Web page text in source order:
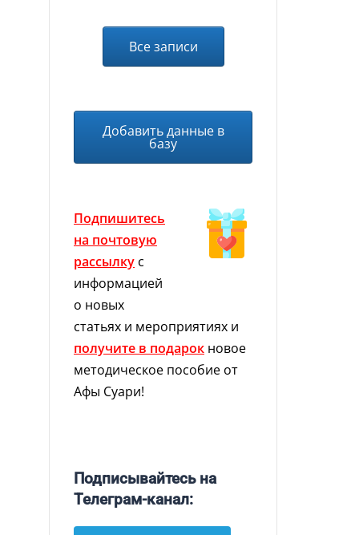
Все записи
Добавить данные в
базу
Подпишитесь
на почтовую
рассылку с
информацией
о новых
статьях и мероприятиях и
получите в подарок новое
методическое пособие от
Афы Суари!
Подписывайтесь на
Телеграм-канал: